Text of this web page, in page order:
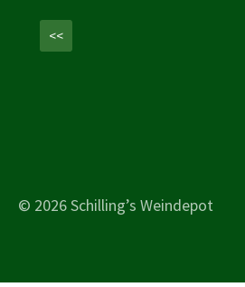
<<
© 2026 Schilling’s Weindepot